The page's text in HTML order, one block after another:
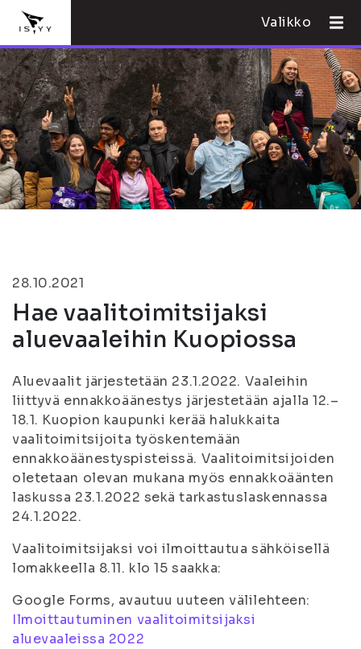
Valikko
28.10.2021
Hae vaalitoimitsijaksi
aluevaaleihin Kuopiossa
Aluevaalit järjestetään 23.1.2022. Vaaleihin
liittyvä ennakkoäänestys järjestetään ajalla 12.–
18.1. Kuopion kaupunki kerää halukkaita
vaalitoimitsijoita työskentemään
ennakkoäänestyspisteissä. Vaalitoimitsijoiden
oletetaan olevan mukana myös ennakkoäänten
laskussa 23.1.2022 sekä tarkastuslaskennassa
24.1.2022.
Vaalitoimitsijaksi voi ilmoittautua sähköisellä
lomakkeella 8.11. klo 15 saakka:
Google Forms, avautuu uuteen välilehteen:
Ilmoittautuminen vaalitoimitsijaksi
aluevaaleissa 2022